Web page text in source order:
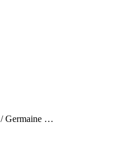
/ Germaine …